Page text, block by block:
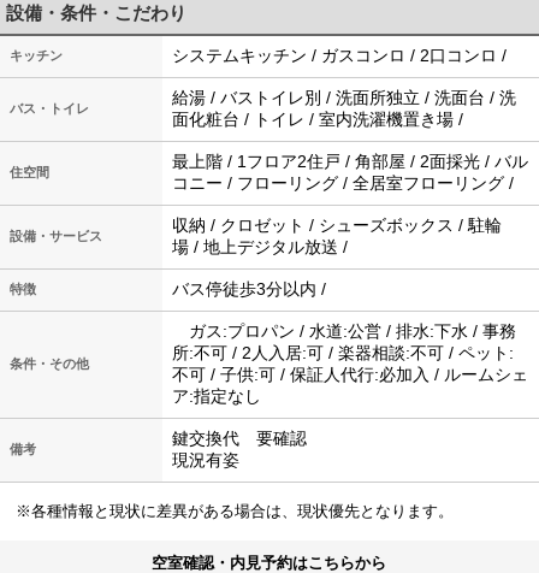
設備・条件・こだわり
キッチン システムキッチン / ガスコンロ / 2口コンロ /
バス・トイレ
給湯 / バストイレ別 / 洗面所独立 / 洗面台 / 洗
面化粧台 / トイレ / 室内洗濯機置き場 /
住空間
最上階 / 1フロア2住戸 / 角部屋 / 2面採光 / バル
コニー / フローリング / 全居室フローリング /
設備・サービス
収納 / クロゼット / シューズボックス / 駐輪
場 / 地上デジタル放送 /
特徴 バス停徒歩3分以内 /
条件・その他
ガス:プロパン / 水道:公営 / 排水:下水 / 事務
所:不可 / 2人入居:可 / 楽器相談:不可 / ペット:
不可 / 子供:可 / 保証人代行:必加入 / ルームシェ
ア:指定なし
備考
鍵交換代 要確認
現況有姿
※各種情報と現状に差異がある場合は、現状優先となります。
空室確認・内見予約はこちらから